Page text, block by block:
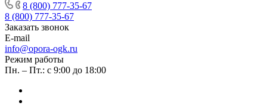
8 (800) 777-35-67
8 (800) 777-35-67
Заказать звонок
E-mail
info@opora-ogk.ru
Режим работы
Пн. – Пт.: с 9:00 до 18:00